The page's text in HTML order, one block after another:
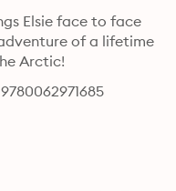
Elsie face to face
of a lifetime
Arctic!